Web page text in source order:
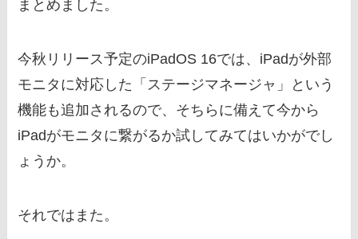
まとめました。
今秋リリース予定のiPadOS 16では、iPadが外部
モニタに対応した「ステージマネージャ」という
機能も追加されるので、そちらに備えて今から
iPadがモニタに繋がるか試してみてはいかがでし
ょうか。
それではまた。